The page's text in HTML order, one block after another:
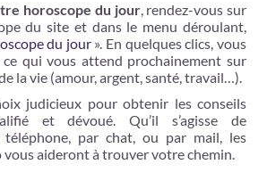
horoscope du jour, rendez-vous sur
du site et dans le menu déroulant,
du jour ». En quelques clics, vous
qui vous attend prochainement sur
la vie (amour, argent, santé, travail…).
judicieux pour obtenir les conseils
et dévoué. Qu’il s’agisse de
par chat, ou par mail, les
vous aideront à trouver votre chemin.